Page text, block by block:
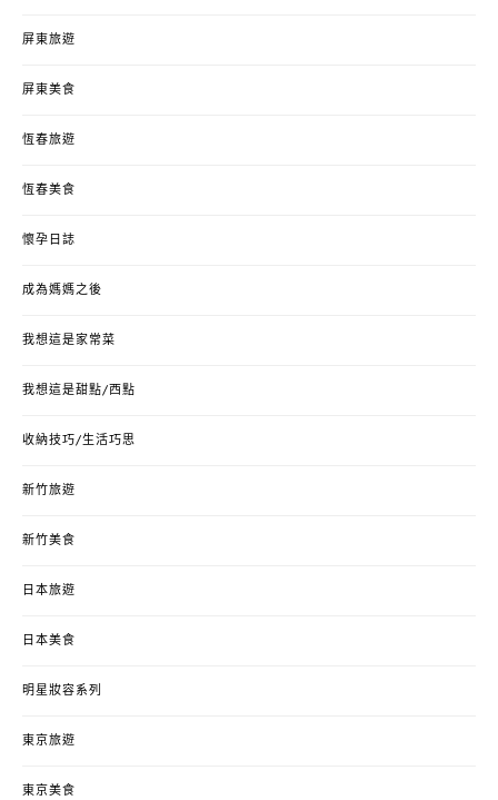
屏東旅遊
屏東美食
恆春旅遊
恆春美食
懷孕日誌
成為媽媽之後
我想這是家常菜
我想這是甜點/西點
收納技巧/生活巧思
新竹旅遊
新竹美食
日本旅遊
日本美食
明星妝容系列
東京旅遊
東京美食